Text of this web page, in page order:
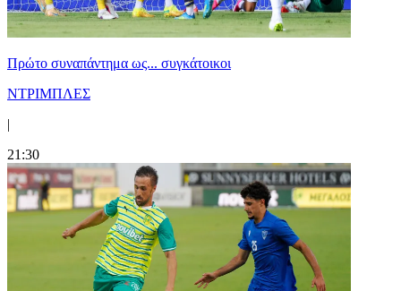
Πρώτο συναπάντημα ως... συγκάτοικοι
ΝΤΡΙΜΠΛΕΣ
|
21:30